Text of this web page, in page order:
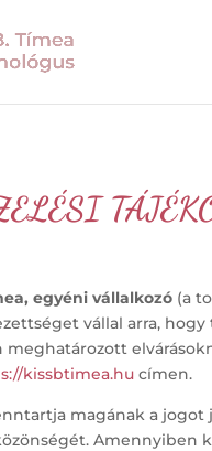
egyéni vállalkozó (a
vállal arra,
meghatározott
kissbtimea.hu címen.
magának a
Amennyiben